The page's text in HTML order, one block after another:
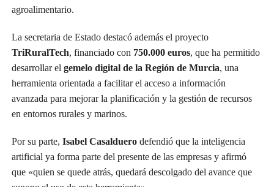
agroalimentario.
La secretaria de Estado destacó además el proyecto
TriRuralTech, financiado con 750.000 euros, que ha permitido
desarrollar el gemelo digital de la Región de Murcia, una
herramienta orientada a facilitar el acceso a información
avanzada para mejorar la planificación y la gestión de recursos
en entornos rurales y marinos.
Por su parte, Isabel Casalduerodefendió que la inteligencia
artificial ya forma parte del presente de las empresas y afirmó
que «quien se quede atrás, quedará descolgado del avance que